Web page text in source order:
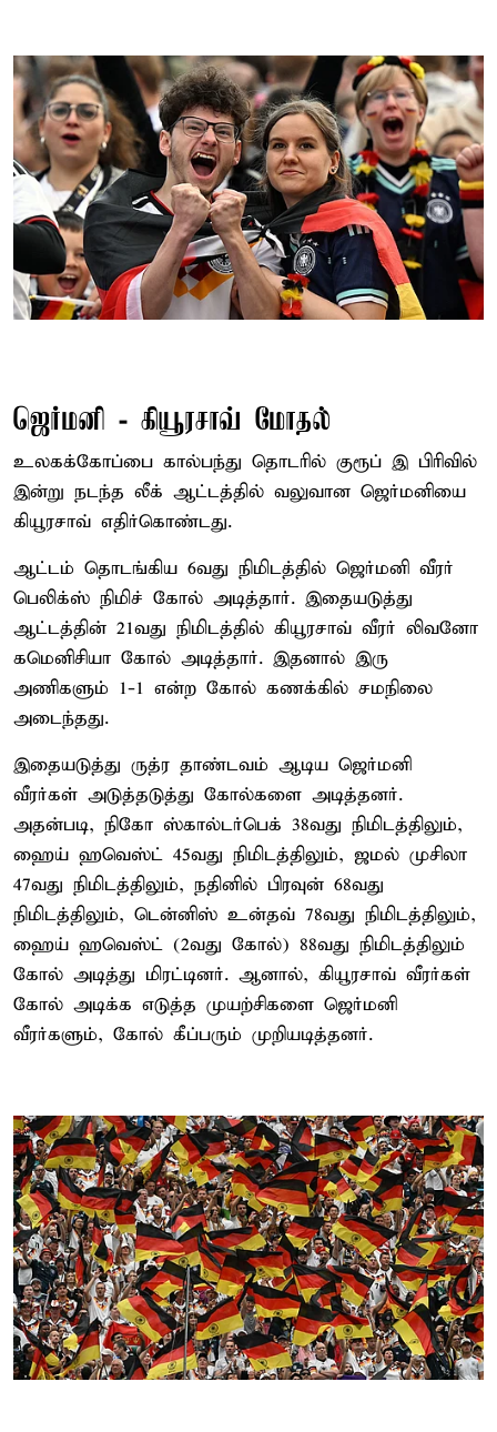
ஜெர்மனி - கியூரசாவ் மோதல்
உலகக்கோப்பை கால்பந்து தொடரில் குரூப் இ பிரிவில்
இன்று நடந்த லீக் ஆட்டத்தில் வலுவான ஜெர்மனியை
கியூரசாவ் எதிர்கொண்டது.
ஆட்டம் தொடங்கிய 6வது நிமிடத்தில் ஜெர்மனி வீரர்
பெலிக்ஸ் நிமிச் கோல் அடித்தார். இதையடுத்து
ஆட்டத்தின் 21வது நிமிடத்தில் கியூரசாவ் வீரர் லிவனோ
கமெனிசியா கோல் அடித்தார். இதனால் இரு
அணிகளும் 1-1 என்ற கோல் கணக்கில் சமநிலை
அடைந்தது.
இதையடுத்து ருத்ர தாண்டவம் ஆடிய ஜெர்மனி
வீரர்கள் அடுத்தடுத்து கோல்களை அடித்தனர்.
அதன்படி, நிகோ ஸ்கால்டர்பெக் 38வது நிமிடத்திலும்,
ஹைய் ஹவெஸ்ட் 45வது நிமிடத்திலும், ஜமல் முசிலா
47வது நிமிடத்திலும், நதினில் பிரவுன் 68வது
நிமிடத்திலும், டென்னிஸ் உன்தவ் 78வது நிமிடத்திலும்,
ஹைய் ஹவெஸ்ட் (2வது கோல்) 88வது நிமிடத்திலும்
கோல் அடித்து மிரட்டினர். ஆனால், கியூரசாவ் வீரர்கள்
கோல் அடிக்க எடுத்த முயற்சிகளை ஜெர்மனி
வீரர்களும், கோல் கீப்பரும் முறியடித்தனர்.